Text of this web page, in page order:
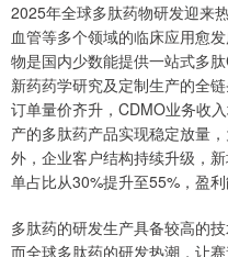
2025年全球多肽药物研发迎来
血管等多个领域的临床应用愈
物是国内少数能提供一站式多
新药药学研究及定制生产的全
订单量价齐升，CDMO业务收
产的多肽药产品实现稳定放量
外，企业客户结构持续升级，
单占比从30%提升至55%，盈利
多肽药的研发生产具备较高的
而全球多肽药的研发热潮，让